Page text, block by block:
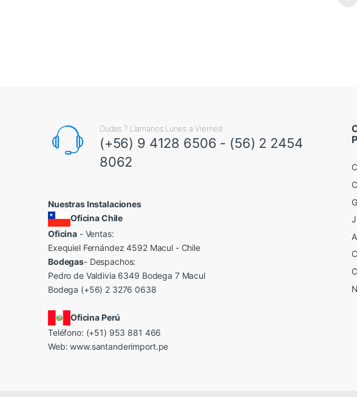
Dudas ? Llamanos Lunes a Viernes!
(+56) 9 4128 6506 - (56) 2 2454
8062
Nuestras Instalaciones
Oficina Chile
Oficina - Ventas:
Exequiel Fernández 4592 Macul - Chile
Bodegas- Despachos:
Pedro de Valdivia 6349 Bodega 7 Macul
Bodega (+56) 2 3276 0638
Oficina Perú
Teléfono: (+51) 953 881 466
Web:www.santanderimport.pe